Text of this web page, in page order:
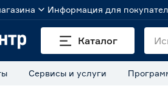
Информация для
Каталог
Сервисы и услуги